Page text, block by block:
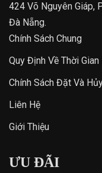
424 Võ Nguyên Giáp,
Đà Nẵng.
Chính Sách Chung
Quy Định Về Thời
Chính Sách Đặt Và
Liên Hệ
Giới Thiệu
ƯU ĐÃI